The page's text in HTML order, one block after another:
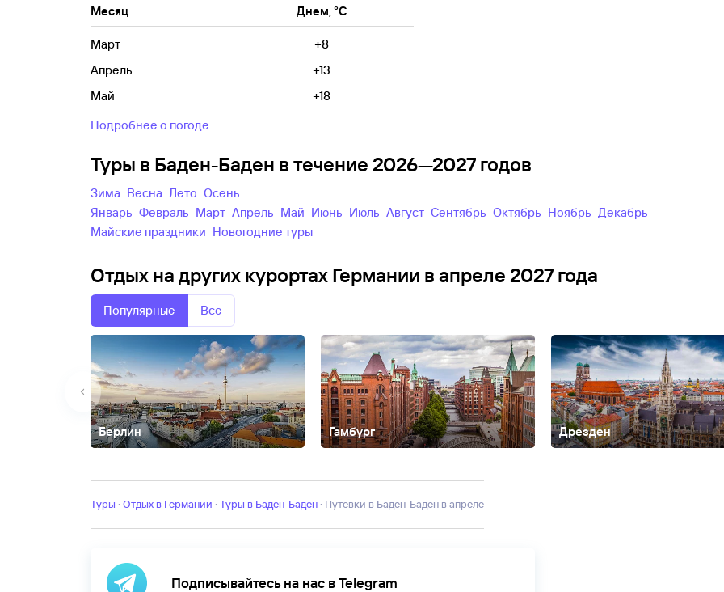
Месяц Днем, °C
Март
+8
Апрель
+13
Май
+18
Подробнее о погоде
Туры в Баден-Баден в течение 2026—2027 годов
зима весна лето
осень
Январь
Февраль Март Апрель Май Июнь Июль Август Сентябрь Октябрь Ноябрь
Декабрь
майские праздники
новогодние туры
Отдых на других курортах Германии в апреле 2027 года
Популярные Все
Берлин Гамбург Дрезден
Туры · Отдых в Германии · Туры в Баден-Баден · Путевки в Баден-Баден в апреле
Подписывайтесь на нас в Telegram